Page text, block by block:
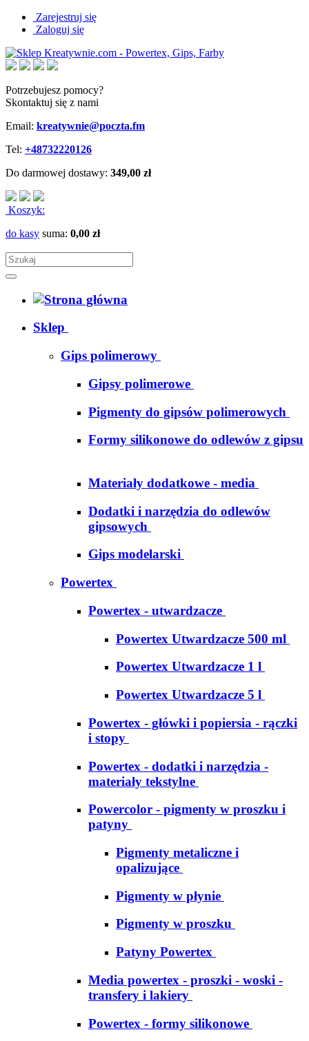
Zarejestruj się
Zaloguj się
Potrzebujesz pomocy?
Skontaktuj się z nami
Email: kreatywnie@poczta.fm
Tel: +48732220126
Do darmowej dostawy: 349,00 zł
Koszyk:
do kasy suma: 0,00 zł
Sklep
Gips polimerowy
Gipsy polimerowe
Pigmenty do gipsów polimerowych
Formy silikonowe do odlewów z gipsu
Materiały dodatkowe - media
Dodatki i narzędzia do odlewów
gipsowych
Gips modelarski
Powertex
Powertex - utwardzacze
Powertex Utwardzacze 500 ml
Powertex Utwardzacze 1 l
Powertex Utwardzacze 5 l
Powertex - główki i popiersia - rączki
i stopy
Powertex - dodatki i narzędzia -
materiały tekstylne
Powercolor - pigmenty w proszku i
patyny
Pigmenty metaliczne i
opalizujące
Pigmenty w płynie
Pigmenty w proszku
Patyny Powertex
Media powertex - proszki - woski -
transfery i lakiery
Powertex - formy silikonowe